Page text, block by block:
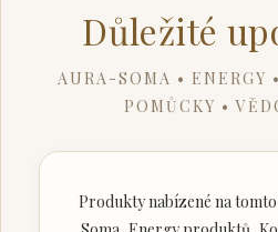
Důležité
AURA-SOMA • ENERGY
POMŮCKY •
Produkty nabízené na